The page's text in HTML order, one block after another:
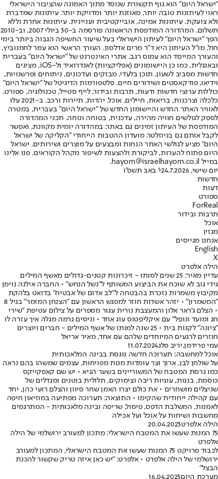
"ישראל היום" הוא גוף תקשורת שנוסד מתוך האמונה שהציבור הישראלי
ראוי לעיתונות טובה יותר, מאוזנת יותר ומדויקת יותר. עיתונות שמדברת
ולא צועקת. עיתונות אמינה, אובייקטיבית ועניינית. עיתונות אחרת וללא
תשלום. המהדורה המודפסת הראשונה פורסמה ב-30 ביולי 2007, וב-2010
הפך "ישראל היום" לעיתון הישראלי בעל שיעור החשיפה הגבוה ביותר בימי
חול. מו"ל העיתון היא ד"ר מרים אדלסון. העורך הראשי הוא עמר לחמנוביץ,
והעורך המייסד הוא עמוס רגב. אתרי האינטרנט של "ישראל היום" בעברית
ובאנגלית, כמו כן היישומונים (אפליקציות) לאנדרואיד ול-iOS, מציגים
חדשות מסביב לשעון, תוכן בלעדי, מבזקים ועדכונים, ניתוחים ופרשנויות,
וידיאו, פודקאסטים ושידורים חיים. פלטפורמות הדיגיטל של "ישראל היום"
כוללות ערוצי חדשות ודעות, תרבות ובידור, לייף סטייל, טכנולוגיה, ספורט,
כלכלה וצרכנות, בריאות, חיילים, אוכל, יהדות, תיירות ורכב. ב-2021 עלו
לאוויר האתר החדש והיישומון החדש של "ישראל היום" בעברית, במטרה
לספק לגולשים חוויה מהירה, עדכנית, בטוחה ונוחה. תכני המהדורה
המודפסת של העיתון זמינים גם באתר, במהדורה יומית מקוונת, ואפשר
לקבל אותם גם בניוזלטר. מועדון ההטבות הייחודי "הקליקה של ישראל
היום" מציע לגולשי האתר הנחות ומבצעים על מוצרים ושירותים. ישראל
היום פתוח להערות, לביקורת ולהצעות לשיפור מקהל הקוראים. פנו אלינו
במייל hayom@israelhayom.co.il.
יום שישי, 24.7.2026
י' באב תשפ"ו
חדשות
דעות
ספורט
ForReal
תרבות ובידור
אוכל
מגזין
אנחנו מגייסים
English
X
הילה אלפרט
עדיין מאיר: 25 שנים למותו - זיכרונות קטנים-גדולים מאשף המילים
גידי גוב לא שוכח את הביצוע המשותף ל"נשל הנחש" • החברה אילנה נוימן
מקיבוץ משמרות נזכרת בהבטחה ל"לב אדום של אבטיח" בדואט בלהקת
"המשמרון" • יזהר אשדות חוזר למפגש הראשון עם "הצנחן המזמר" בגיל 8
• הצלם ג'ראר אלון והמעצבת נורית עגור מספרים על צילום עטיפת "שירי
חג ומועד ונופל" עם איקליפטוס עוג אחד • וניסים גרמה מגלה איך עזרה לו
"ציונה" לקנות בית • 25 שנה למותו של אשף המילים - חברים ויוצרים
חוזרים לרגעים המיוחדים שלהם עם אחד, מאיר אריאל
עמי פרידמן,יריב פלג11.07.2024
אוכל למחשבה: תערוכה חדשה נוגסת בבינה המלאכותית
על שולחן לבן, ארוך וצר עומדות מנות מפויחות, עצמים שמשהו בהם נראה
כמו גרסת המטבח של המשוריינים בשער הגיא • יש שם קאפקייקס
כוסמת, בננות, עוגיות ריבה וצימוקים, תלולית בוטנים ומגדלים של
שניצלים מושחרים • את כולם יצרו האמן שחר סיוון והצלם רועי כהן, יחד
עם קהילה ייחודית שהקימו • התוצאה: תערוכה מפתיעה במוזיאון חיפה
לאמנות, המשלבת הדפס, פיסול, שריפה ובינה מלאכותית - המתרגמים
מחשבות ושיחות על אוכל ועל אכילה
הילה אלפרט20.04.2023
75 המנות שעשו את המטבח הישראלי: מתכון למעורב ירושלמי של הילה
אלפרט
לכבוד פרויקט 75 המנות שעשו את המטבח הישראלי, המתכון למעורב
ירושלמי של הילה אלפרט • אלפרט: "יש כאן איזה טריק שקשור להכנת
הבצל"
מערכת היום16.04.2023